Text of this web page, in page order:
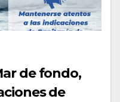
de fondo,
de